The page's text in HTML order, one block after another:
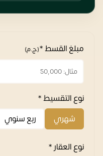
مبلغ القسط *(ج.م)
نوع التقسيط *
شهري
ربع سنوي
نوع العقار *